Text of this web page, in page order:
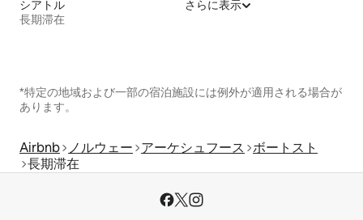
シアトル
長期滞在
さらに表示
*特定の地域および一部の宿泊施設には例外が適用される場合が
あります。
Airbnb ノルウェー アーケシュフース ボートスト
長期滞在